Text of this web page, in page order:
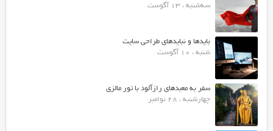
سه‌شنبه ، 13 آگوست
بایدها و نبایدهای طراحی سایت
شنبه ، 10 آگوست
سفر به معبدهای رازآلود با تور مالزی
چهارشنبه ، 28 نوامبر